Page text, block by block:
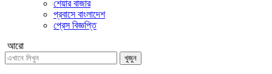
শেয়ার বাজার
প্রবাসে বাংলাদেশ
প্রেস বিজ্ঞপ্তি
আরো
খুজুন